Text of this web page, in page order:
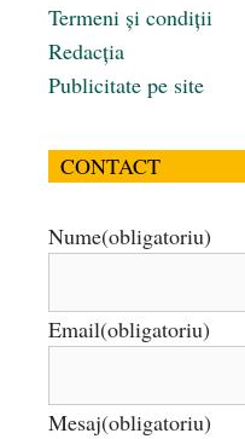
Termeni și condiții
Redacția
Publicitate pe site
CONTACT
Nume(obligatoriu)
Email(obligatoriu)
Mesaj(obligatoriu)